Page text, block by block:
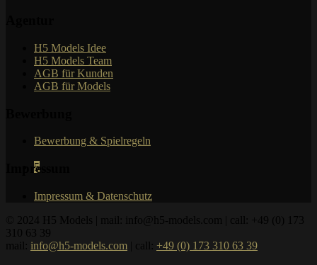
5
H5 Models Idee
H5 Models Team
AGB für Kunden
AGB für Models
Bewerbung & Spielregeln
Impressum
Impressum & Datenschutz
© 2024 H5 Models | mail: info@h5-models.com | call: +49 (0) 173
310 63 39
mail: info@h5-models.com | call: +49 (0) 173 310 63 39